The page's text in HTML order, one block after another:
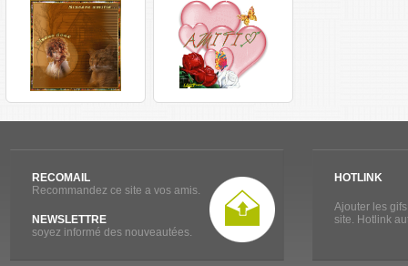
RECOMAIL
Recommandez ce site a vos amis.
NEWSLETTRE
soyez informé des nouveautées.
HOTLINK
Ajouter les
site. Hotlink